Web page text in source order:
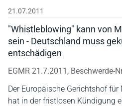
21.07.2011
"Whistleblowing" kann von
sein - Deutschland muss
entschädigen
EGMR 21.7.2011, Beschwerde-
Der Europäische Gerichtshof für
hat in der fristlosen Kündigung